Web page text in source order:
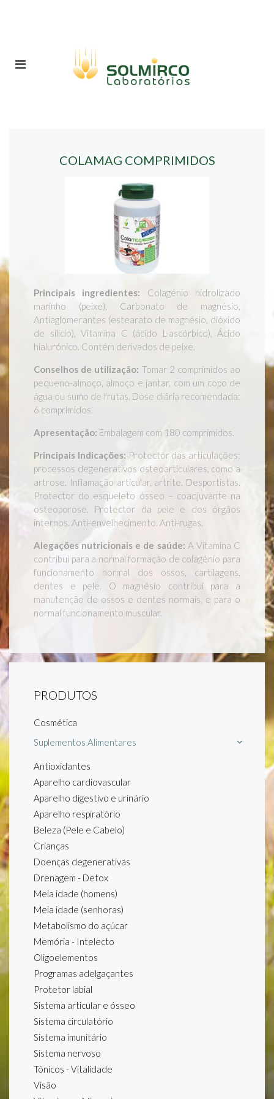
COLAMAG COMPRIMIDOS
Principais ingredientes: Colagénio hidrolizado
marinho (peixe), Carbonato de magnésio,
Antiaglomerantes (estearato de magnésio, dióxido
de silício), Vitamina C (ácido L-ascórbico), Ácido
hialurónico. Contém derivados de peixe.
Conselhos de utilização: Tomar 2 comprimidos ao
pequeno-almoço, almoço e jantar, com um copo de
água ou sumo de frutas. Dose diária recomendada:
6 comprimidos.
Apresentação: Embalagem com 180 comprimidos.
Principais Indicações: Protector das articulações:
processos degenerativos osteoarticulares, como a
artrose. Inflamação articular, artrite. Desportistas.
Protector do esqueleto ósseo – coadjuvante na
osteoporose. Protector da pele e dos órgãos
internos. Anti-envelhecimento. Anti-rugas.
Alegações nutricionais e de saúde: A Vitamina C
contribui para a normal formação de colagénio para
funcionamento normal dos ossos, cartilagens,
dentes e pele. O magnésio contribui para a
manutenção de ossos e dentes normais, e para o
normal funcionamento muscular.
PRODUTOS
Cosmética
Suplementos Alimentares
Antioxidantes
Aparelho cardiovascular
Aparelho digestivo e urinário
Aparelho respiratório
Beleza (Pele e Cabelo)
Crianças
Doenças degenerativas
Drenagem - Detox
Meia idade (homens)
Meia idade (senhoras)
Metabolismo do açúcar
Memória - Intelecto
Oligoelementos
Programas adelgaçantes
Protetor labial
Sistema articular e ósseo
Sistema circulatório
Sistema imunitário
Sistema nervoso
Tónicos - Vitalidade
Visão